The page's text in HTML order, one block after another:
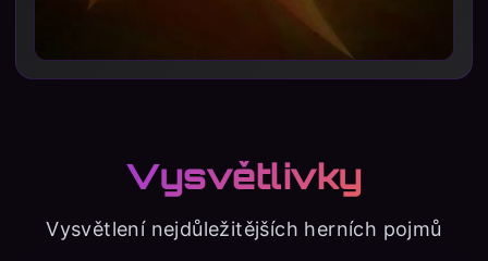
Vysvětlivky
Vysvětlení nejdůležitějších herních pojmů